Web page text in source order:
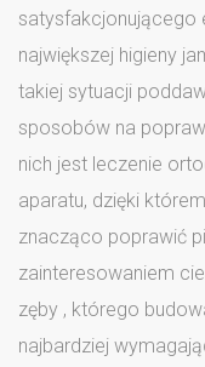
satysfakcjonującego
największej higieny
takiej sytuacji
sposobów na
nich jest leczenie
aparatu, dzięki
znacząco poprawić
zainteresowaniem
zęby , którego
najbardziej